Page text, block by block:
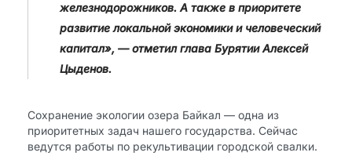
железнодорожников. А также в приоритете
развитие локальной экономики и человеческий
капитал», — отметил глава Бурятии Алексей
Цыденов.
Сохранение экологии озера Байкал — одна из
приоритетных задач нашего государства. Сейчас
ведутся работы по рекультивации городской свалки.